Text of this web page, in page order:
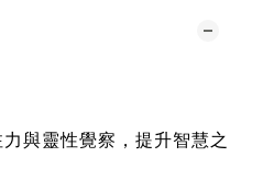
與靈性覺察，提升智慧之